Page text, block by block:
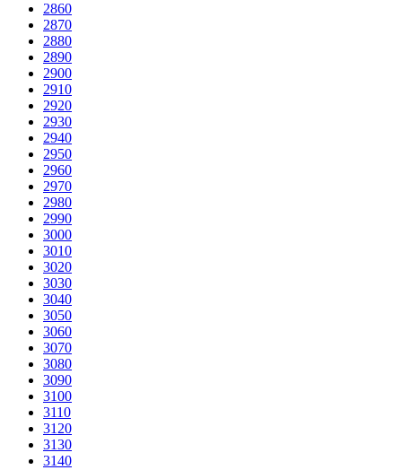
2860
2870
2880
2890
2900
2910
2920
2930
2940
2950
2960
2970
2980
2990
3000
3010
3020
3030
3040
3050
3060
3070
3080
3090
3100
3110
3120
3130
3140